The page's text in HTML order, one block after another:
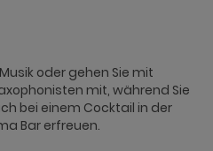
oder gehen Sie mit
mit, während Sie
bei einem Cocktail in der
Bar erfreuen.